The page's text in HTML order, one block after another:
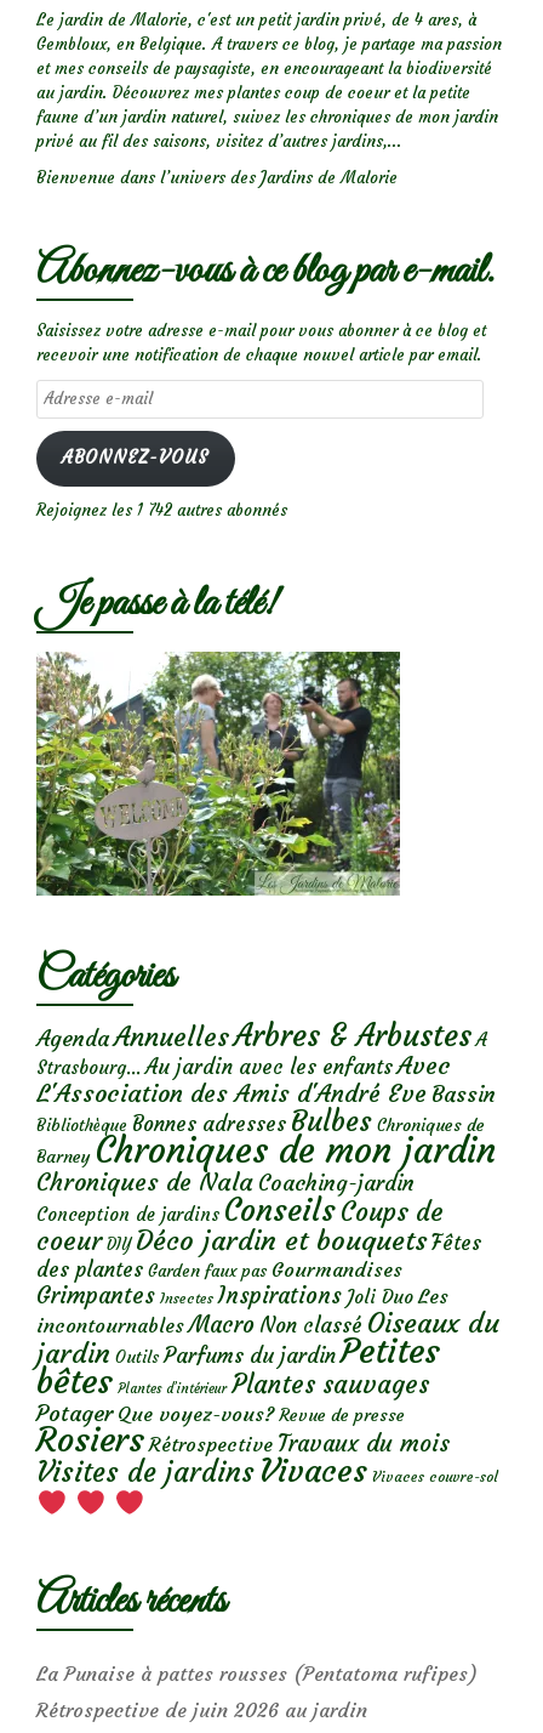
Le jardin de Malorie, c'est un petit jardin privé, de 4 ares, à
Gembloux, en Belgique. A travers ce blog, je partage ma passion
et mes conseils de paysagiste, en encourageant la biodiversité
au jardin. Découvrez mes plantes coup de coeur et la petite
faune d’un jardin naturel, suivez les chroniques de mon jardin
privé au fil des saisons, visitez d’autres jardins,...
Bienvenue dans l’univers des Jardins de Malorie
Abonnez-vous à ce blog par e-mail.
Saisissez votre adresse e-mail pour vous abonner à ce blog et
recevoir une notification de chaque nouvel article par email.
Adresse
e-
mail
ABONNEZ-VOUS
Rejoignez les 1 742 autres abonnés
Je passe à la télé!
Catégories
AgendaAnnuellesArbres & Arbustes A
Strasbourg... Au jardin avec les enfantsAvec
L'Association des Amis d'André Eve Bassin
Bibliothèque Bonnes adresses Bulbes Chroniques de
Barney Chroniques de mon jardin
Chroniques de Nala Coaching-jardin
Conception de jardins ConseilsCoups de
coeur DIY Déco jardin et bouquetsFêtes
des plantes Garden faux pas Gourmandises
Grimpantes Insectes Inspirations Joli Duo Les
incontournables Macro Non classé Oiseaux du
jardin Outils Parfums du jardinPetites
bêtes Plantes d’intérieur Plantes sauvages
Potager Que voyez-vous? Revue de presse
Rosiers Rétrospective Travaux du mois
Visites de jardins Vivaces Vivaces couvre-sol
Articles récents
La Punaise à pattes rousses (Pentatoma rufipes)
Rétrospective de juin 2026 au jardin